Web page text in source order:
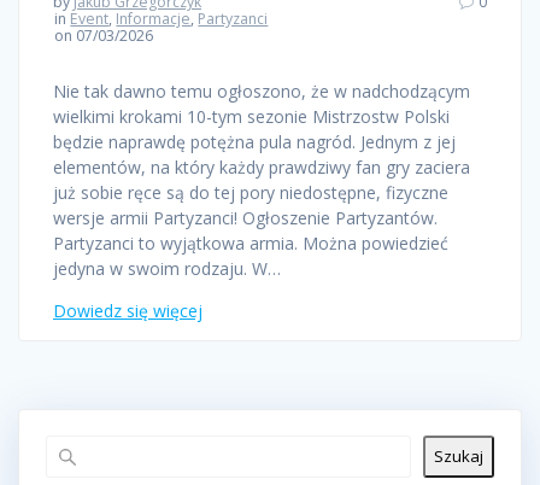
in Event, Informacje, Partyzanci
on 07/03/2026
Nie tak dawno temu ogłoszono, że w nadchodzącym
wielkimi krokami 10-tym sezonie Mistrzostw Polski
będzie naprawdę potężna pula nagród. Jednym z jej
elementów, na który każdy prawdziwy fan gry zaciera
już sobie ręce są do tej pory niedostępne, fizyczne
wersje armii Partyzanci! Ogłoszenie Partyzantów.
Partyzanci to wyjątkowa armia. Można powiedzieć
jedyna w swoim rodzaju. W…
Dowiedz się więcej
Szukaj